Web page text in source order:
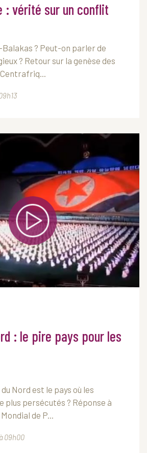
: vérité sur un conflit
Balakas ? Peut-on parler de
? Retour sur la genèse des
: le pire pays pour les
Nord est le pays où les
plus persécutés ? Réponse à
de P...
09h00